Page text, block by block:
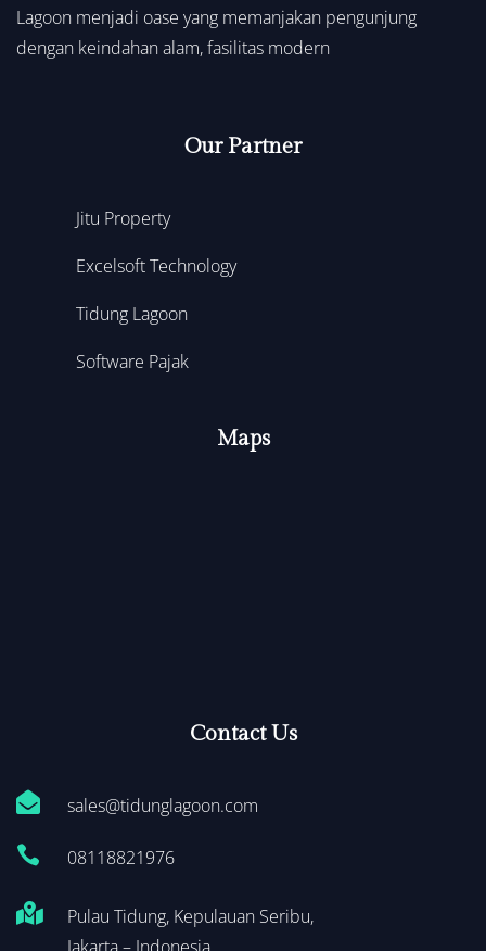
Contact Us
 sales@tidunglagoon.com
 08118821976

Pulau Tidung, Kepulauan Seribu,
Jakarta – Indonesia
Lagoon menjadi oase yang memanjakan pengunjung
dengan keindahan alam, fasilitas modern
Our Partner
Jitu Property
Excelsoft Technology
Tidung Lagoon
Software Pajak
Maps